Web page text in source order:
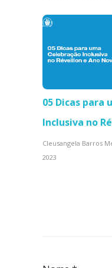
05 Dicas para
Inclusiva no
Cleusangela Barros
2023